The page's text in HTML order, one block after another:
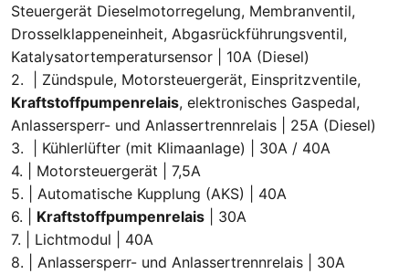
Steuergerät Dieselmotorregelung, Membranventil,
Drosselklappeneinheit, Abgasrückführungsventil,
Katalysatortemperatursensor | 10A (Diesel)
2. | Zündspule, Motorsteuergerät, Einspritzventile,
Kraftstoffpumpenrelais, elektronisches Gaspedal,
Anlassersperr- und Anlassertrennrelais | 25A (Diesel)
3. | Kühlerlüfter (mit Klimaanlage) | 30A / 40A
4. | Motorsteuergerät | 7,5A
5. | Automatische Kupplung (AKS) | 40A
6. | Kraftstoffpumpenrelais | 30A
7. | Lichtmodul | 40A
8. | Anlassersperr- und Anlassertrennrelais | 30A